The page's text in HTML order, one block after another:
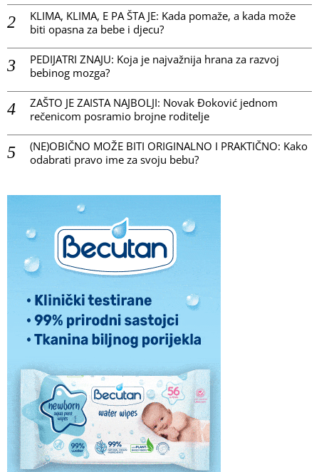
KLIMA, KLIMA, E PA ŠTA JE: Kada pomaže, a kada može
biti opasna za bebe i djecu?
PEDIJATRI ZNAJU: Koja je najvažnija hrana za razvoj
bebinog mozga?
ZAŠTO JE ZAISTA NAJBOLJI: Novak Đoković jednom
rečenicom posramio brojne roditelje
(NE)OBIČNO MOŽE BITI ORIGINALNO I PRAKTIČNO: Kako
odabrati pravo ime za svoju bebu?